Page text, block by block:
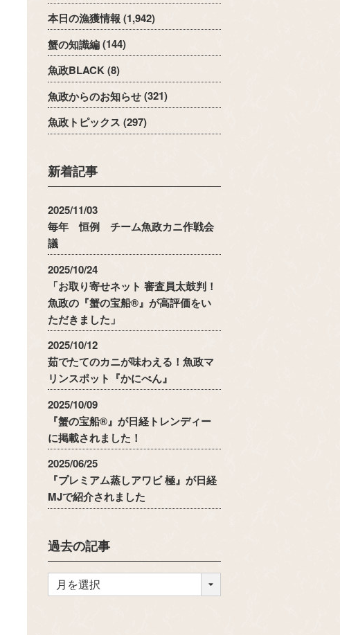
本日の漁獲情報 (1,942)
蟹の知識編(144)
魚政BLACK(8)
魚政からのお知らせ(321)
魚政トピックス (297)
新着記事
2025/11/03
毎年 恒例 チーム魚政カニ作戦会
議
2025/10/24
「お取り寄せネット 審査員太鼓判！
魚政の『蟹の宝船®』が高評価をい
ただきました」
2025/10/12
茹でたてのカニが味わえる！魚政マ
リンスポット『かにべん』
2025/10/09
『蟹の宝船®』が日経トレンディー
に掲載されました！
2025/06/25
『プレミアム蒸しアワビ 極』が日経
MJで紹介されました
過去の記事